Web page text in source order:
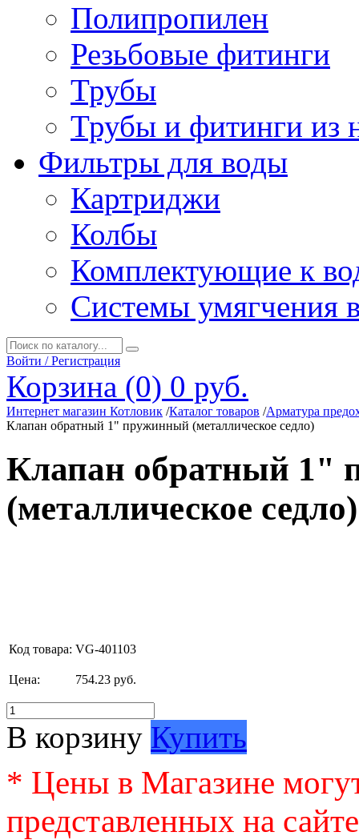
Полипропилен
Резьбовые фитинги
Трубы
Трубы и фитинги из
Фильтры для воды
Картриджи
Колбы
Комплектующие к
Системы умягчения
Войти / Регистрация
Корзина (0) 0 руб.
Интернет магазин Котловик /Каталог товаров /Арматура
Клапан обратный 1" пружинный (металлическое седло)
Клапан обратный 1"
(металлическое седло)
Код товара: VG-401103
Цена: 754.23 руб.
В корзину Купить
* Цены в Магазине
представленных на сайте